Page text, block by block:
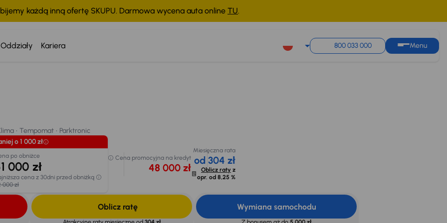
każdą inną ofertę SKUPU. Darmowa wycena auta online TU.
Oddziały Kariera 800 033 000 Menu
Tempomat
Parktronic
o 1 000 zł
po obniżce
000 zł
cena z 30dni przed obniżką
000 zł
Cena promocyjna na kredyt
48 000 zł
Miesięczna rata
od 304 zł
Oblicz raty z
opr. od 8,25 %
Oblicz ratę Wymiana samochodu